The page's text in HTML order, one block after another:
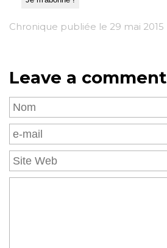
Chronique publiée le 29 mai 2015
Leave a comment